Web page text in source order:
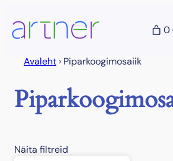
sisu
juurde
0
Avaleht › Piparkoogimosaiik
Näita filtreid